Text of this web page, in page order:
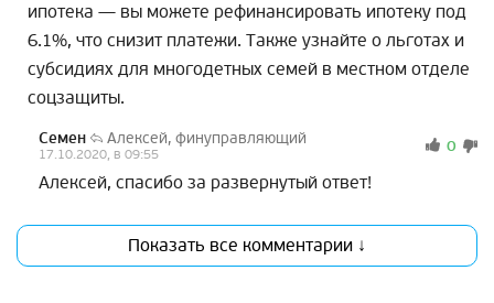
ипотека — вы можете рефинансировать ипотеку под
6.1%, что снизит платежи. Также узнайте о льготах и
субсидиях для многодетных семей в местном отделе
соцзащиты.
Семен Алексей, финуправляющий
17.10.2020, в 09:55 0
Алексей, спасибо за развернутый ответ!
Показать все комментарии ↓